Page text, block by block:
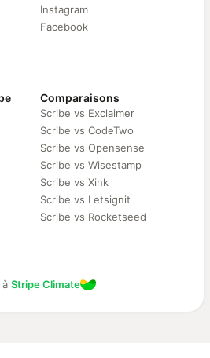
Instagram
Facebook
Comparaisons
Scribe vs Exclaimer
Scribe vs CodeTwo
Scribe vs Opensense
Scribe vs Wisestamp
Scribe vs Xink
Scribe vs Letsignit
Scribe vs Rocketseed
Stripe Climate